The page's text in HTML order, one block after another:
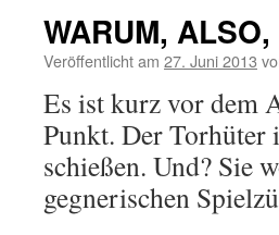
WARUM,
Veröffentlicht am 27. Juni 2013
Es ist kurz vor dem
Punkt. Der Torhüter
schießen. Und? Sie
gegnerischen